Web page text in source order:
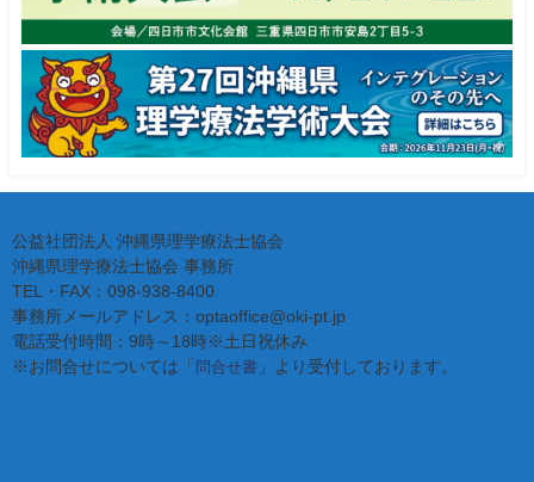
公益社団法人 沖縄県理学療法士協会
沖縄県理学療法士協会 事務所
TEL・FAX：098-938-8400
事務所メールアドレス：optaoffice@oki-pt.jp
電話受付時間：9時～18時※土日祝休み
※お問合せについては「 問合せ書 」より受付しております。